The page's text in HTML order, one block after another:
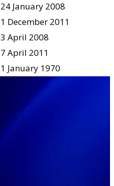
24 January 2008
1 December 2011
3 April 2008
7 April 2011
1 January 1970